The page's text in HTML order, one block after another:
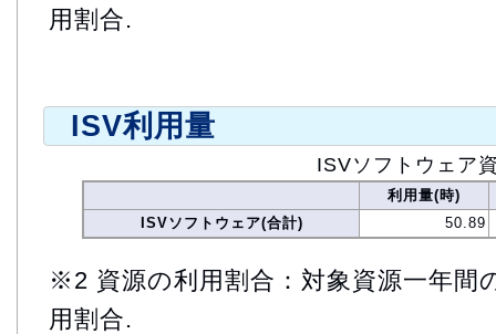
用割合.
ISV利用量
ISVソフトウェア
利用量(時)
ISVソフトウェア(合計)
50.89
※2 資源の利用割合：対象資源一年間
用割合.